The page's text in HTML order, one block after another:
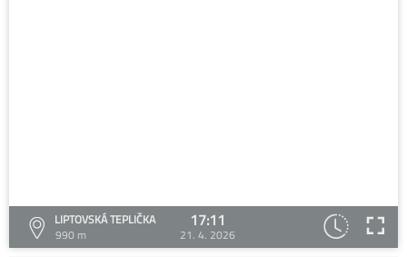
LIPTOVSKÁ TEPLIČKA
990 m
17:11
21. 4. 2026